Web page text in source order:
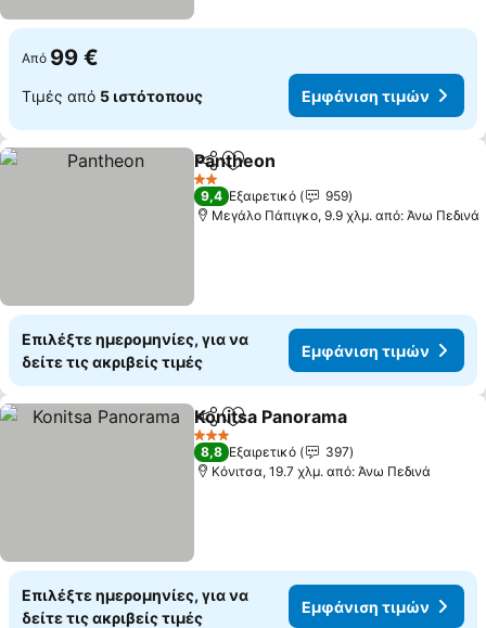
Από 99 €
Τιμές από 5 ιστότοπους Εμφάνιση τιμών
Κοινοποίηση
Προσθήκη στα αγαπημένα
Pantheon
2 Αστέρια
9,4 Εξαιρετικό
959
Μεγάλο Πάπιγκο, 9.9 χλμ. από: Άνω Πεδινά
Επιλέξτε ημερομηνίες, για να
δείτε τις ακριβείς τιμές
Εμφάνιση τιμών
Κοινοποίηση
Προσθήκη στα αγαπημένα
Konitsa Panorama
3 Αστέρια
8,8 Εξαιρετικό
397
Κόνιτσα, 19.7 χλμ. από: Άνω Πεδινά
Επιλέξτε ημερομηνίες, για να
δείτε τις ακριβείς τιμές
Εμφάνιση τιμών